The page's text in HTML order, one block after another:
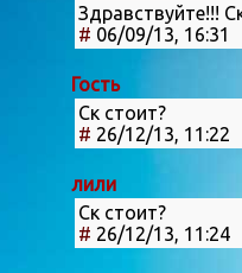
Здравствуйте!!!
# 06/09/13, 16:31
Гость
Ск стоит?
# 26/12/13, 11:22
лили
Ск стоит?
# 26/12/13, 11:24